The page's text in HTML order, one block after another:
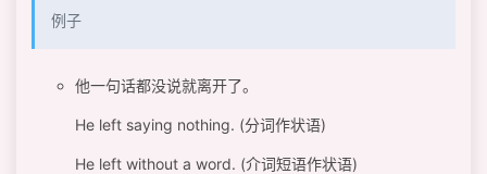
例子
他一句话都没说就离开了。
He left saying nothing. (分词作状语)
He left without a word. (介词短语作状语)